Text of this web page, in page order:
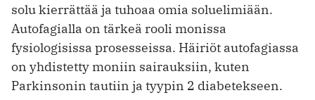
solu kierrättää ja tuhoaa omia soluelimiään.
Autofagialla on tärkeä rooli monissa
fysiologisissa prosesseissa. Häiriöt autofagiassa
on yhdistetty moniin sairauksiin, kuten
Parkinsonin tautiin ja tyypin 2 diabetekseen.